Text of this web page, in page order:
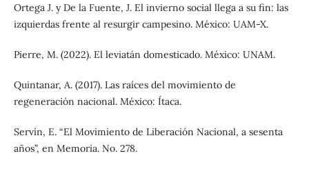
Ortega J. y De la Fuente, J. El invierno social llega a su fin: las
izquierdas frente al resurgir campesino. México: UAM-X.
Pierre, M. (2022). El leviatán domesticado. México: UNAM.
Quintanar, A. (2017). Las raíces del movimiento de
regeneración nacional. México: Ítaca.
Servín, E. “El Movimiento de Liberación Nacional, a sesenta
años”, en Memoria. No. 278.